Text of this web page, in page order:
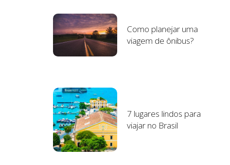
Como planejar uma
viagem de ônibus?
7 lugares lindos para
viajar no Brasil